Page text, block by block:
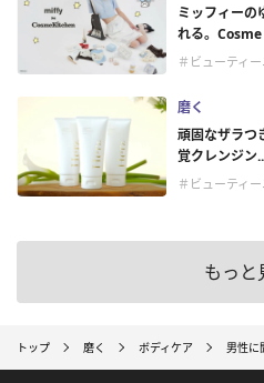
ミッフィーの
れる。Cosme
＃ビューティ
磨く
頑固なザラつ
覚クレンジン
＃ビューティ
もっと
トップ 磨く ボディケア 男性に